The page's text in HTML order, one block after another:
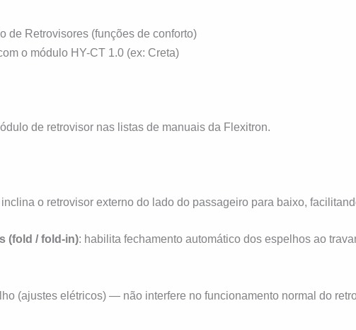
de Retrovisores (funções de conforto)
o módulo HY-CT 1.0 (ex: Creta)
de retrovisor nas listas de manuais da Flexitron.
o retrovisor externo do lado do passageiro para baixo,
(fold / fold-in): habilita fechamento automático dos espelhos ao
(ajustes elétricos) — não interfere no funcionamento normal do